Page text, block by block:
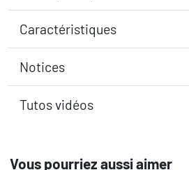
Caractéristiques
Notices
Tutos vidéos
Vous pourriez aussi aimer